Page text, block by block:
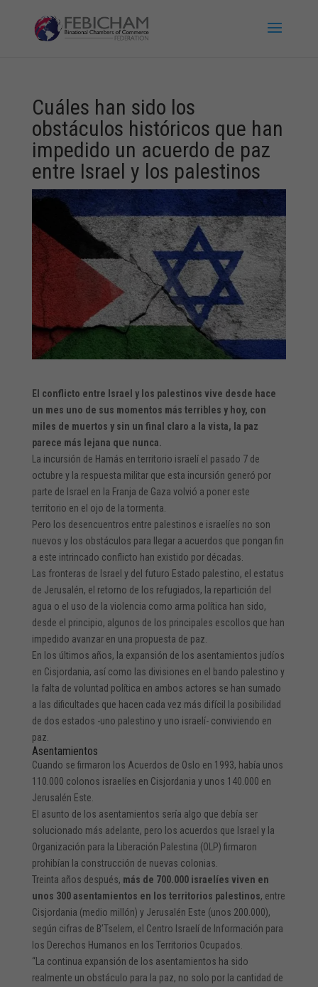
Cuáles han sido los
obstáculos históricos que han
impedido un acuerdo de paz
entre Israel y los palestinos
El conflicto entre Israel y los palestinos vive desde hace
un mes uno de sus momentos más terribles y hoy, con
miles de muertos y sin un final claro a la vista, la paz
parece más lejana que nunca.
La incursión de Hamás en territorio israelí el pasado 7 de
octubre y la respuesta militar que esta incursión generó por
parte de Israel en la Franja de Gaza volvió a poner este
territorio en el ojo de la tormenta.
Pero los desencuentros entre palestinos e israelíes no son
nuevos y los obstáculos para llegar a acuerdos que pongan fin
a este intrincado conflicto han existido por décadas.
Las fronteras de Israel y del futuro Estado palestino, el estatus
de Jerusalén, el retorno de los refugiados, la repartición del
agua o el uso de la violencia como arma política han sido,
desde el principio, algunos de los principales escollos que han
impedido avanzar en una propuesta de paz.
En los últimos años, la expansión de los asentamientos judíos
en Cisjordania, así como las divisiones en el bando palestino y
la falta de voluntad política en ambos actores se han sumado
a las dificultades que hacen cada vez más difícil la posibilidad
de dos estados -uno palestino y uno israelí- conviviendo en
paz.
Asentamientos
Cuando se firmaron los Acuerdos de Oslo en 1993, había unos
110.000 colonos israelíes en Cisjordania y unos 140.000 en
Jerusalén Este.
El asunto de los asentamientos sería algo que debía ser
solucionado más adelante, pero los acuerdos que Israel y la
Organización para la Liberación Palestina (OLP) firmaron
prohibían la construcción de nuevas colonias.
Treinta años después, más de 700.000 israelíes viven en
unos 300 asentamientos en los territorios palestinos, entre
Cisjordania (medio millón) y Jerusalén Este (unos 200.000),
según cifras de B’Tselem, el Centro Israelí de Información para
los Derechos Humanos en los Territorios Ocupados.
“La continua expansión de los asentamientos ha sido
realmente un obstáculo para la paz, no solo por la cantidad de